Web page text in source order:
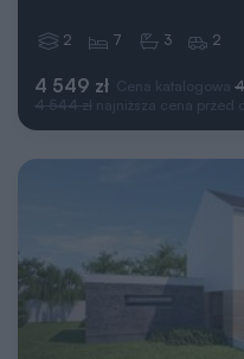
4 549 zł Cena katalogowa
4 544 zł najniższa cena przed
2 7 3 2